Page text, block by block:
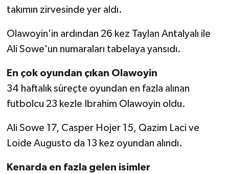
takımın zirvesinde yer aldı.
Olawoyin'in ardından 26 kez Taylan Antalyalı ile
Ali Sowe'un numaraları tabelaya yansıdı.
En çok oyundan çıkan Olawoyin
34 haftalık süreçte oyundan en fazla alınan
futbolcu 23 kezle Ibrahim Olawoyin oldu.
Ali Sowe 17, Casper Hojer 15, Qazim Laci ve
Loide Augusto da 13 kez oyundan alındı.
Kenarda en fazla gelen isimler